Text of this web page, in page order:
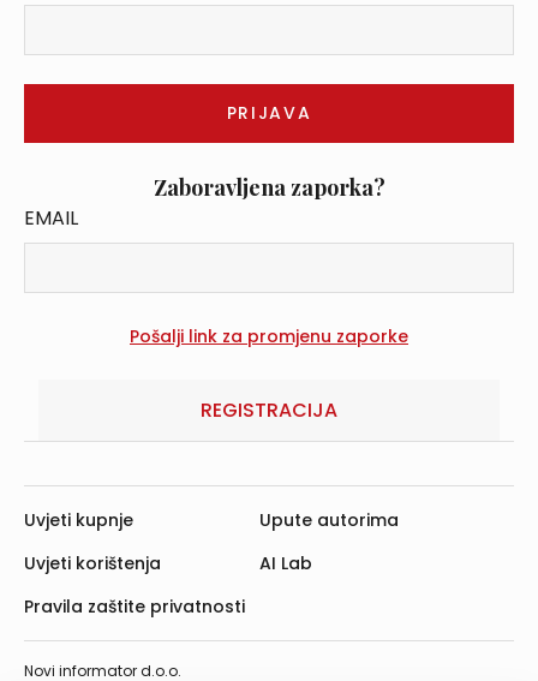
Zaboravljena zaporka?
EMAIL
REGISTRACIJA
Novi informator d.o.o.
Uvjeti kupnje
Uvjeti korištenja
Pravila zaštite privatnosti
Upute autorima
AI Lab